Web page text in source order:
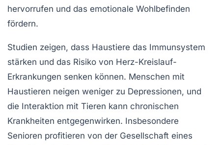
hervorrufen und das emotionale Wohlbefinden
fördern.
Studien zeigen, dass Haustiere das Immunsystem
stärken und das Risiko von Herz-Kreislauf-
Erkrankungen senken können. Menschen mit
Haustieren neigen weniger zu Depressionen, und
die Interaktion mit Tieren kann chronischen
Krankheiten entgegenwirken. Insbesondere
Senioren profitieren von der Gesellschaft eines